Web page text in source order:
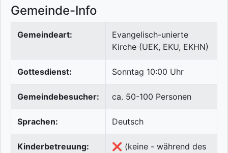
Gemeinde-Info
Gemeindeart:
Evangelisch-unierte
Kirche (UEK, EKU, EKHN)
Gottesdienst: Sonntag 10:00 Uhr
Gemeindebesucher: ca. 50-100 Personen
Sprachen: Deutsch
Kinderbetreuung:
❌ (keine - während des